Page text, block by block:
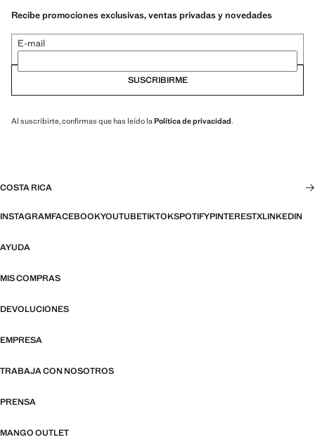
Recibe promociones exclusivas, ventas privadas y novedades
E-mail
SUSCRIBIRME
Al suscribirte, confirmas que has leído la Política de privacidad.
COSTA RICA
INSTAGRAMFACEBOOKYOUTUBETIKTOKSPOTIFYPINTERESTXLINKEDIN
AYUDA
MIS COMPRAS
DEVOLUCIONES
EMPRESA
TRABAJA CON NOSOTROS
PRENSA
MANGO OUTLET